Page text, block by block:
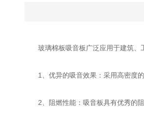
玻璃棉板吸音板广泛应用于建筑、
1、优异的吸音效果：采用高密度的
2、阻燃性能：吸音板具有优秀的阻